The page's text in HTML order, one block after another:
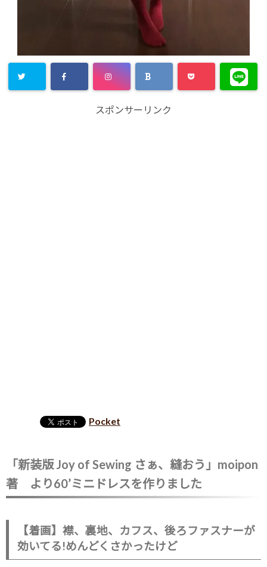
スポンサーリンク
Pocket
「新装版 Joy of Sewing さぁ、縫おう」moipon
著 より60’ミニドレスを作りました
【着画】襟、裏地、カフス、後ろファスナーが
効いてる!めんどくさかったけど